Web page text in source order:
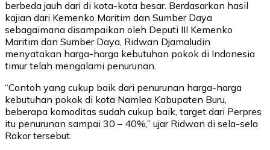
berbeda jauh dari di kota-kota besar. Berdasarkan hasil
kajian dari Kemenko Maritim dan Sumber Daya
sebagaimana disampaikan oleh Deputi III Kemenko
Maritim dan Sumber Daya, Ridwan Djamaludin
menyatakan harga-harga kebutuhan pokok di Indonesia
timur telah mengalami penurunan.
“Contoh yang cukup baik dari penurunan harga-harga
kebutuhan pokok di kota Namlea Kabupaten Buru,
beberapa komoditas sudah cukup baik, target dari Perpres
itu penurunan sampai 30 – 40%,” ujar Ridwan di sela-sela
Rakor tersebut.